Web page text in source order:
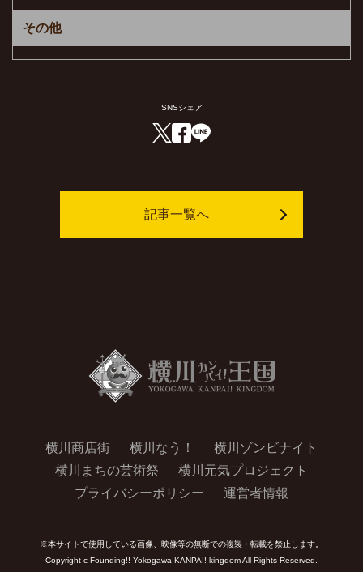
その他
SNSシェア
記事一覧へ
横川商店街 横川なう！
横川ゾンビナイト
横川まちの芸術祭
横川元気プロジェクト
プライバシーポリシー
運営者情報
※本サイトで使用している画像、映像等の無断での複製・転載を禁止します。
Copyright c Founding!! Yokogawa KANPAI! kingdom All Rights Reserved.